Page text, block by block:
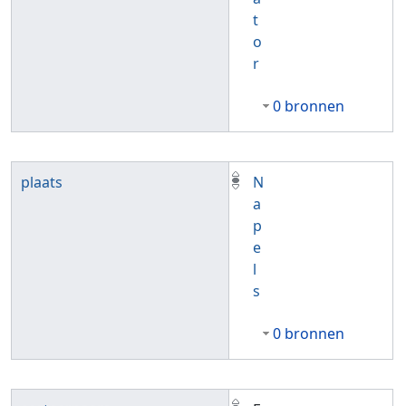
t
o
r
0 bronnen
plaats
N
a
p
e
l
s
0 bronnen